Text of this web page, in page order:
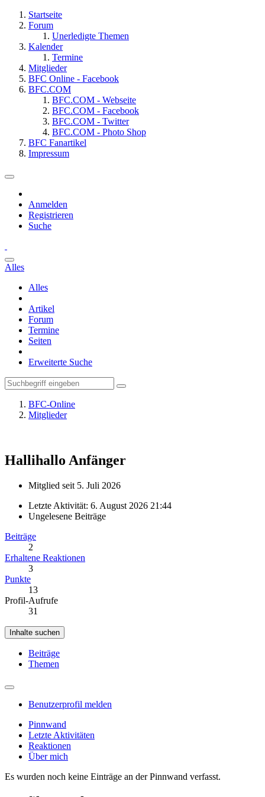
Startseite
Forum
Unerledigte Themen
Kalender
Termine
Mitglieder
BFC Online - Facebook
BFC.COM
BFC.COM - Webseite
BFC.COM - Facebook
BFC.COM - Twitter
BFC.COM - Photo Shop
BFC Fanartikel
Impressum
Anmelden
Registrieren
Suche
Alles
Alles
Artikel
Forum
Termine
Seiten
Erweiterte Suche
BFC-Online
Mitglieder
Hallihallo Anfänger
Mitglied seit 5. Juli 2026
Letzte Aktivität: 6. August 2026 21:44
Ungelesene Beiträge
Beiträge
2
Erhaltene Reaktionen
3
Punkte
13
Profil-Aufrufe
31
Inhalte suchen
Beiträge
Themen
Benutzerprofil melden
Pinnwand
Letzte Aktivitäten
Reaktionen
Über mich
Es wurden noch keine Einträge an der Pinnwand verfasst.